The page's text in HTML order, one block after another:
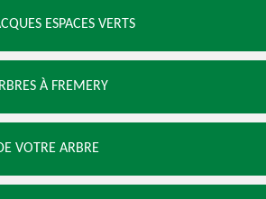
ESPACES VERTS
À FREMERY
VOTRE ARBRE